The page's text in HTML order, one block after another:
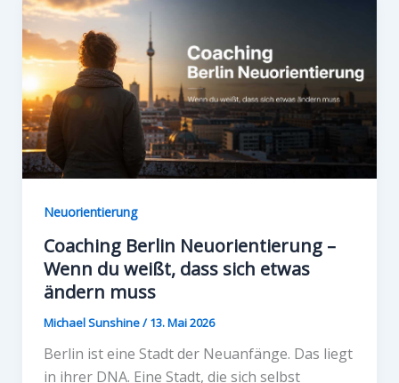
Neuorientierung
Coaching Berlin Neuorientierung –
Wenn du weißt, dass sich etwas
ändern muss
Michael Sunshine/13. Mai 2026
Berlin ist eine Stadt der Neuanfänge. Das liegt
in ihrer DNA. Eine Stadt, die sich selbst